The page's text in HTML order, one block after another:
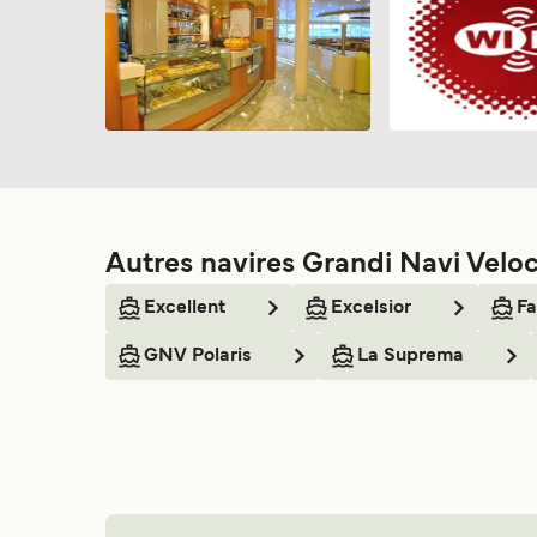
Autres navires Grandi Navi
Excellent Excelsior
GNV Polaris La Suprema